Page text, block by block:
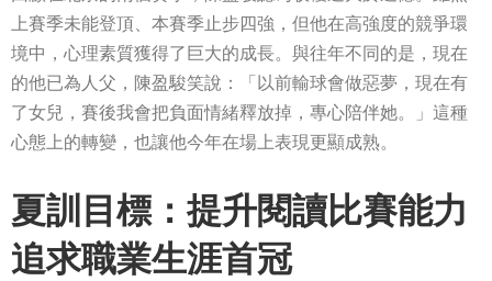
上賽季未能登頂、本賽季止步四強，但他在高強度的競爭環
境中，心理素質獲得了巨大的成長。與往年不同的是，現在
的他已為人父，陳盈駿笑說：「以前輸球會做惡夢，現在有
了女兒，賽後我會把負面情緒釋放掉，專心陪伴她。」這種
心態上的轉變，也讓他今年在場上表現更顯成熟。
夏訓目標：提升閱讀比賽能力
追求職業生涯首冠